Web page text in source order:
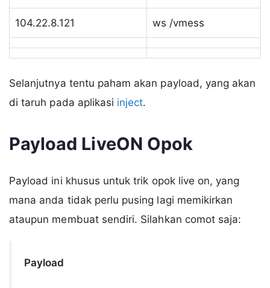
104.22.8.121 ws /vmess
Selanjutnya tentu paham akan payload, yang akan
di taruh pada aplikasi inject.
Payload LiveON Opok
Payload ini khusus untuk trik opok live on, yang
mana anda tidak perlu pusing lagi memikirkan
ataupun membuat sendiri. Silahkan comot saja:
Payload